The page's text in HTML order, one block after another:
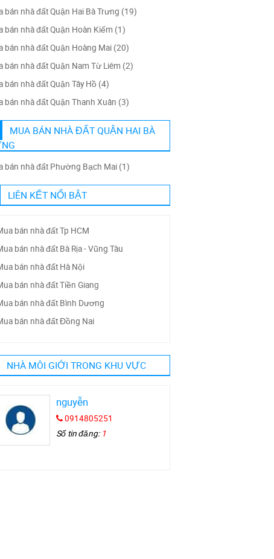
bán nhà đất Quận Hai Bà Trưng (19)
bán nhà đất Quận Hoàn Kiếm (1)
bán nhà đất Quận Hoàng Mai (20)
bán nhà đất Quận Nam Từ Liêm (2)
bán nhà đất Quận Tây Hồ (4)
bán nhà đất Quận Thanh Xuân (3)
MUA BÁN NHÀ ĐẤT QUẬN HAI BÀ
bán nhà đất Phường Bạch Mai (1)
LIÊN KẾT NỔI BẬT
bán nhà đất Tp HCM
bán nhà đất Bà Rịa - Vũng Tàu
bán nhà đất Hà Nội
bán nhà đất Tiền Giang
bán nhà đất Bình Dương
bán nhà đất Đồng Nai
NHÀ MÔI GIỚI TRONG KHU VỰC
nguyễn
0914805251
Số tin đăng: 1